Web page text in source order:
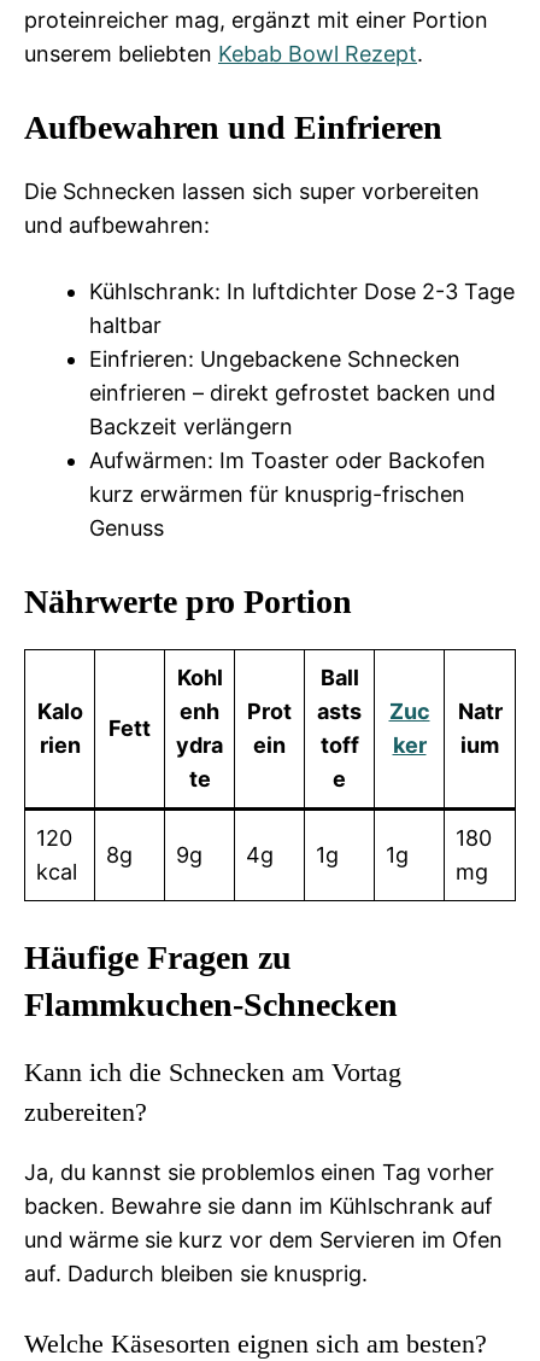
proteinreicher mag, ergänzt mit einer Portion
unserem beliebten Kebab Bowl Rezept.
Aufbewahren und Einfrieren
Die Schnecken lassen sich super vorbereiten
und aufbewahren:
Kühlschrank: In luftdichter Dose 2-3 Tage
haltbar
Einfrieren: Ungebackene Schnecken
einfrieren – direkt gefrostet backen und
Backzeit verlängern
Aufwärmen: Im Toaster oder Backofen
kurz erwärmen für knusprig-frischen
Genuss
Nährwerte pro Portion
Kalo
rien
Fett
Kohl
enh
ydra
te
Prot
ein
Ball
asts
toff
e
Zuc
ker
Natr
ium
120
kcal
8g 9g 4g 1g 1g
180
mg
Häufige Fragen zu
Flammkuchen-Schnecken
Kann ich die Schnecken am Vortag
zubereiten?
Ja, du kannst sie problemlos einen Tag vorher
backen. Bewahre sie dann im Kühlschrank auf
und wärme sie kurz vor dem Servieren im Ofen
auf. Dadurch bleiben sie knusprig.
Welche Käsesorten eignen sich am besten?